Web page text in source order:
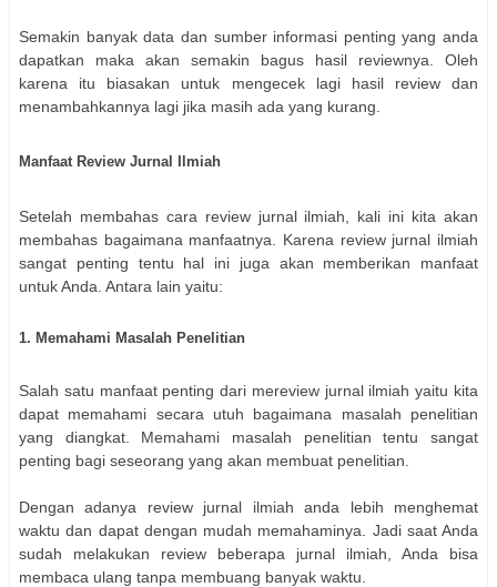
Semakin banyak data dan sumber informasi penting yang anda
dapatkan maka akan semakin bagus hasil reviewnya. Oleh
karena itu biasakan untuk mengecek lagi hasil review dan
menambahkannya lagi jika masih ada yang kurang.
Manfaat Review Jurnal Ilmiah
Setelah membahas cara review jurnal ilmiah, kali ini kita akan
membahas bagaimana manfaatnya. Karena review jurnal ilmiah
sangat penting tentu hal ini juga akan memberikan manfaat
untuk Anda. Antara lain yaitu:
1. Memahami Masalah Penelitian
Salah satu manfaat penting dari mereview jurnal ilmiah yaitu kita
dapat memahami secara utuh bagaimana masalah penelitian
yang diangkat. Memahami masalah penelitian tentu sangat
penting bagi seseorang yang akan membuat penelitian.
Dengan adanya review jurnal ilmiah anda lebih menghemat
waktu dan dapat dengan mudah memahaminya. Jadi saat Anda
sudah melakukan review beberapa jurnal ilmiah, Anda bisa
membaca ulang tanpa membuang banyak waktu.